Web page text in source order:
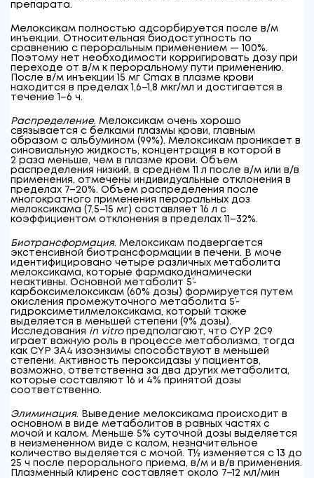
препарата.
Мелоксикам полностью адсорбируется после в/м
инъекции. Относительная биодоступность по
сравнению с пероральным применением — 100%.
Поэтому нет необходимости корригировать дозу при
переходе от в/м к пероральному пути применению.
После в/м инъекции 15 мг Cmax в плазме крови
находится в пределах 1,6–1,8 мкг/мл и достигается в
течение 1–6 ч.
Распределение. Мелоксикам очень хорошо
связывается с белками плазмы крови, главным
образом с альбумином (99%). Мелоксикам проникает в
синовиальную жидкость, концентрация в которой в
2 раза меньше, чем в плазме крови. Объем
распределения низкий, в среднем 11 л после в/м или в/в
применения, отмечены индивидуальные отклонения в
пределах 7–20%. Объем распределения после
многократного применения пероральных доз
мелоксикама (7,5–15 мг) составляет 16 л с
коэффициентом отклонения в пределах 11–32%.
Биотрансформация. Мелоксикам подвергается
экстенсивной биотрансформации в печени. В моче
идентифицировано четыре различных метаболита
мелоксикама, которые фармакодинамически
неактивны. Основной метаболит 5’-
карбоксимелоксикам (60% дозы) формируется путем
окисления промежуточного метаболита 5’-
гидроксиметилмелоксикама, который также
выделяется в меньшей степени (9% дозы).
Исследования in vitroпредполагают, что CYP 2С9
играет важную роль в процессе метаболизма, тогда
как CYP ЗА4 изоэнзимы способствуют в меньшей
степени. Активность пероксидазы у пациентов,
возможно, ответственна за два других метаболита,
которые составляют 16 и 4% принятой дозы
соответственно.
Элиминация. Выведение мелоксикама происходит в
основном в виде метаболитов в равных частях с
мочой и калом. Меньше 5% суточной дозы выделяется
в неизмененном виде с калом, незначительное
количество выделяется с мочой. Т½ изменяется с 13 до
25 ч после перорального приема, в/м и в/в применения.
Плазменный клиренс составляет около 7–12 мл/мин